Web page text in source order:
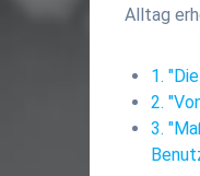
Alltag
1.
2.
3.